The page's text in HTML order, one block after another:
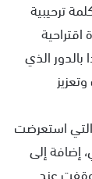
ترحيبية
الذي
التي استعرضت
إضافة إلى
وقفت عند